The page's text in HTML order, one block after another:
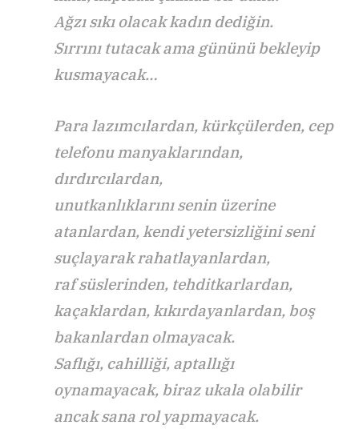
Ağzı sıkı olacak kadın dediğin.
Sırrını tutacak ama gününü bekleyip
kusmayacak…
Para lazımcılardan, kürkçülerden, cep
telefonu manyaklarından,
dırdırcılardan,
unutkanlıklarını senin üzerine
atanlardan, kendi yetersizliğini seni
suçlayarak rahatlayanlardan,
raf süslerinden, tehditkarlardan,
kaçaklardan, kıkırdayanlardan, boş
bakanlardan olmayacak.
Saflığı, cahilliği, aptallığı
oynamayacak, biraz ukala olabilir
ancak sana rol yapmayacak.